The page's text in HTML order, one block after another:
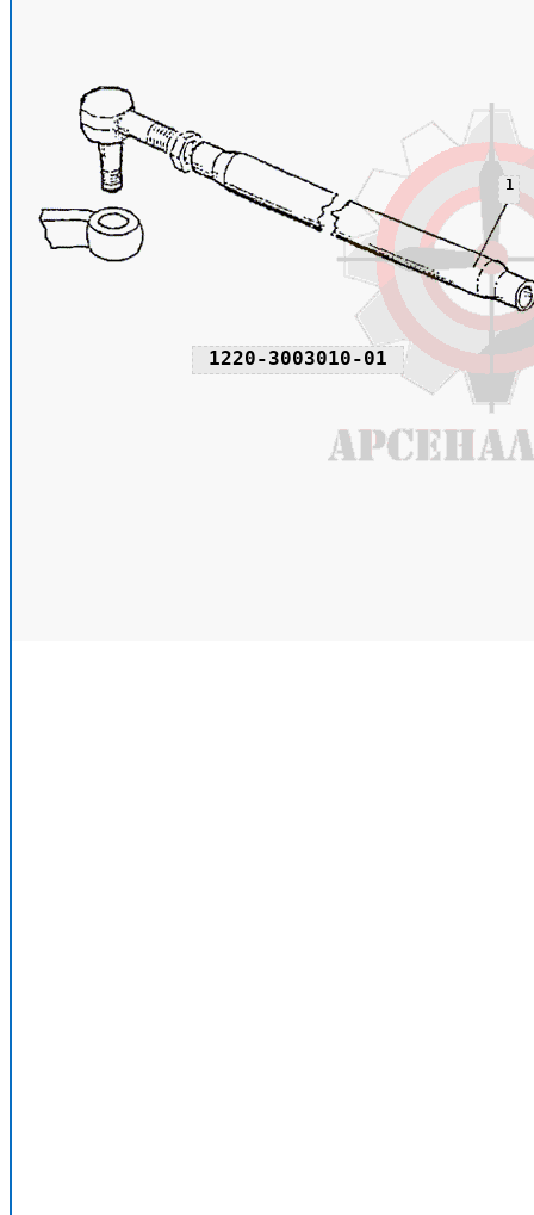
1220-3003010-01
1